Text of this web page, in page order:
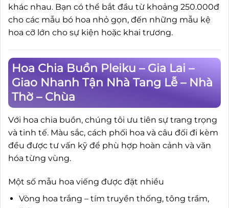
khác nhau. Bạn có thể bắt đầu từ khoảng 250.000đ
cho các mẫu bó hoa nhỏ gọn, đến những mẫu kệ
hoa cỡ lớn cho sự kiện hoặc khai trương.
Hoa Chia Buồn Pleiku – Gia Lai –
Giao Nhanh Tận Nhà Tang Lễ – Nhà
Thờ – Chùa
Với hoa chia buồn, chúng tôi ưu tiên sự trang trọng
và tinh tế. Màu sắc, cách phối hoa và câu đối đi kèm
đều được tư vấn kỹ để phù hợp hoàn cảnh và văn
hóa từng vùng.
Một số mẫu hoa viếng được đặt nhiều
Vòng hoa trắng – tím truyền thống, tông trầm,